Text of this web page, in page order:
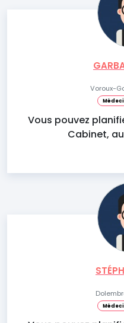
Voroux-
Vous pouvez
Cabinet,